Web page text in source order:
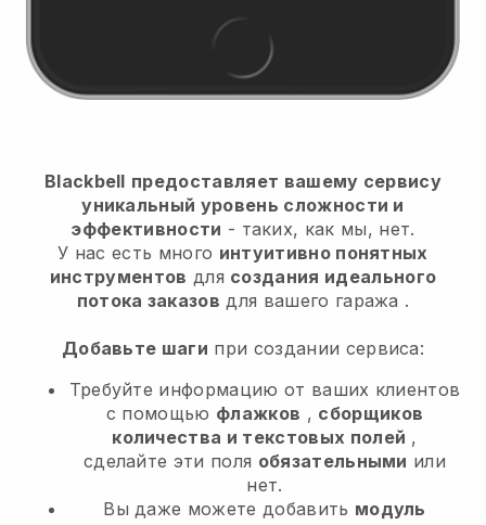
Blackbell предоставляет вашему сервису
уникальный уровень сложности и
эффективности - таких, как мы, нет.
У нас есть много интуитивно понятных
инструментов для создания идеального
потока заказов для вашего гаража .
Добавьте шаги при создании сервиса:
Требуйте информацию от ваших клиентов
с помощью флажков , сборщиков
количества и текстовых полей ,
сделайте эти поля обязательными или
нет.
Вы даже можете добавить модуль